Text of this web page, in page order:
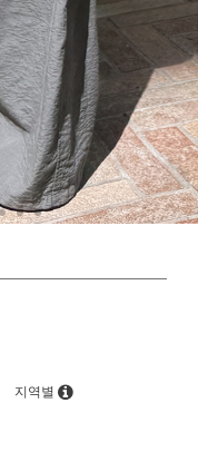
지역별